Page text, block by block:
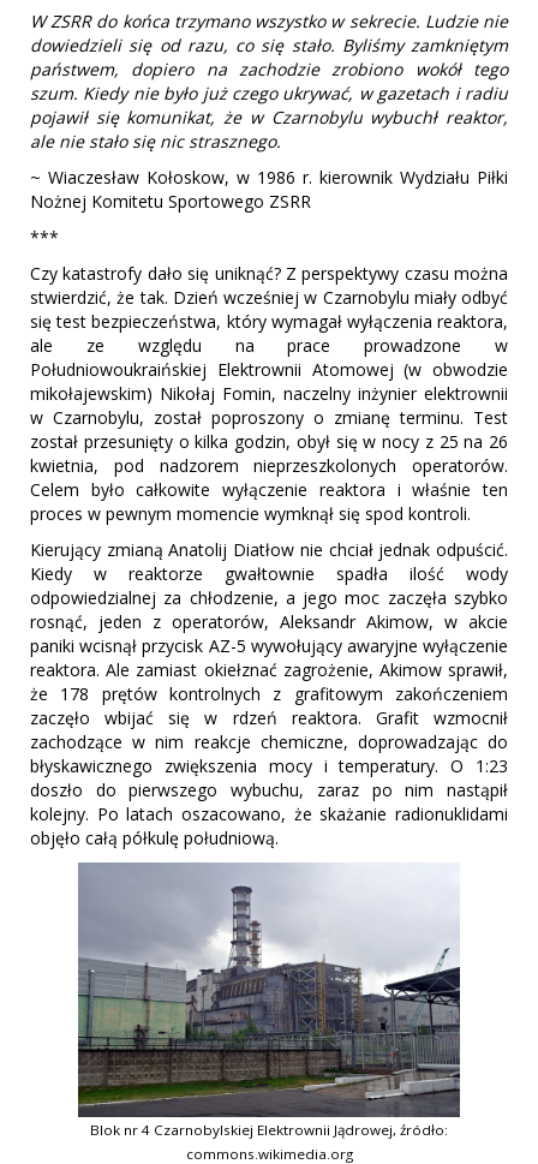
W ZSRR do końca trzymano wszystko w sekrecie. Ludzie nie
dowiedzieli się od razu, co się stało. Byliśmy zamkniętym
państwem, dopiero na zachodzie zrobiono wokół tego
szum. Kiedy nie było już czego ukrywać, w gazetach i radiu
pojawił się komunikat, że w Czarnobylu wybuchł reaktor,
ale nie stało się nic strasznego.
~ Wiaczesław Kołoskow, w 1986 r. kierownik Wydziału Piłki
Nożnej Komitetu Sportowego ZSRR
***
Czy katastrofy dało się uniknąć? Z perspektywy czasu można
stwierdzić, że tak. Dzień wcześniej w Czarnobylu miały odbyć
się test bezpieczeństwa, który wymagał wyłączenia reaktora,
ale ze względu na prace prowadzone w
Południowoukraińskiej Elektrownii Atomowej (w obwodzie
mikołajewskim) Nikołaj Fomin, naczelny inżynier elektrownii
w Czarnobylu, został poproszony o zmianę terminu. Test
został przesunięty o kilka godzin, obył się w nocy z 25 na 26
kwietnia, pod nadzorem nieprzeszkolonych operatorów.
Celem było całkowite wyłączenie reaktora i właśnie ten
proces w pewnym momencie wymknął się spod kontroli.
Kierujący zmianą Anatolij Diatłow nie chciał jednak odpuścić.
Kiedy w reaktorze gwałtownie spadła ilość wody
odpowiedzialnej za chłodzenie, a jego moc zaczęła szybko
rosnąć, jeden z operatorów, Aleksandr Akimow, w akcie
paniki wcisnął przycisk AZ-5 wywołujący awaryjne wyłączenie
reaktora. Ale zamiast okiełznać zagrożenie, Akimow sprawił,
że 178 prętów kontrolnych z grafitowym zakończeniem
zaczęło wbijać się w rdzeń reaktora. Grafit wzmocnił
zachodzące w nim reakcje chemiczne, doprowadzając do
błyskawicznego zwiększenia mocy i temperatury. O 1:23
doszło do pierwszego wybuchu, zaraz po nim nastąpił
kolejny. Po latach oszacowano, że skażanie radionuklidami
objęło całą półkulę południową.
Blok nr 4 Czarnobylskiej Elektrownii Jądrowej, źródło:
commons.wikimedia.org